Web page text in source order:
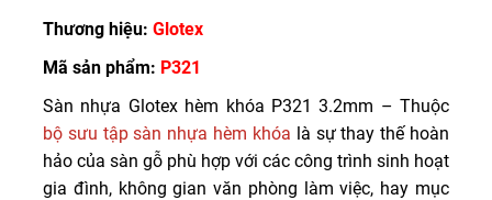
Thương hiệu: Glotex
Mã sản phẩm: P321
Sàn nhựa Glotex hèm khóa P321 3.2mm – Thuộc
bộ sưu tập sàn nhựa hèm khóa là sự thay thế hoàn
hảo của sàn gỗ phù hợp với các công trình sinh hoạt
gia đình, không gian văn phòng làm việc, hay mục